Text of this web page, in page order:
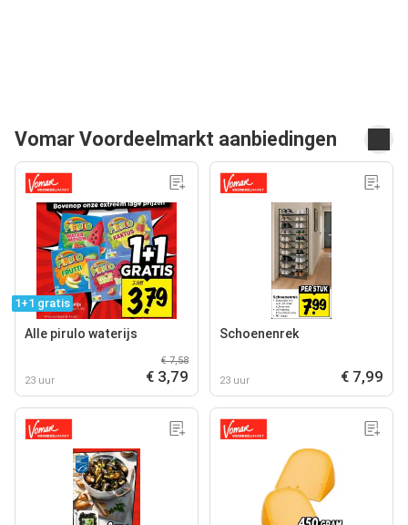
Vomar Voordeelmarkt aanbiedingen
1+1 gratis
Alle pirulo waterijs
23 uur
€ 7,58
€ 3,79
Schoenenrek
23 uur € 7,99